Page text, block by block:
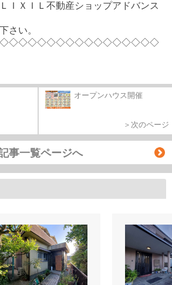
ＩＸＩＬ不動産ショップアドバンス
さい。
オープンハウス開催
＞次のページ
事一覧ページへ